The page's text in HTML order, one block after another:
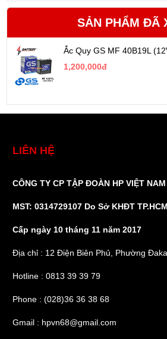
SẢN PHẨM ĐÃ
Ắc Quy GS MF 40B19L
1,200,000đ
LIÊN HỆ
CÔNG TY CP TẬP ĐOÀN HP VIỆT NAM
MST: 0314729107 Do Sở KHĐT TP.HCM
Cấp ngày 10 tháng 11 năm 2017
Địa chỉ : 12 Điện Biên Phủ, Phường
Hotline : 0813 39 39 79
Phone : (028)36 36 38 68
Gmail : hpvn68@gmail.com